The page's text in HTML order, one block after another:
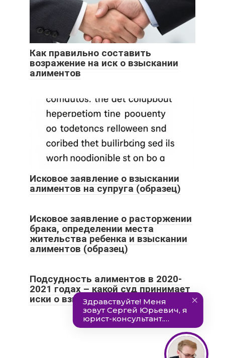
Как правильно составить
возражение на иск о взыскании
алиментов
Исковое заявление о взыскании
алиментов на супруга (образец)
Исковое заявление о расторжении
брака, определении места
жительства ребенка и взыскании
алиментов (образец)
Подсудность алиментов в 2020-
2021 годах – какой суд принимает
иски о взыскании алиментов?